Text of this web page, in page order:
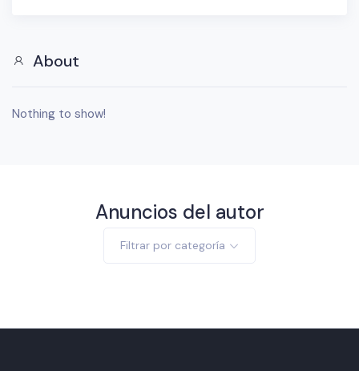
About
Nothing to show!
Anuncios del autor
Filtrar por categoría